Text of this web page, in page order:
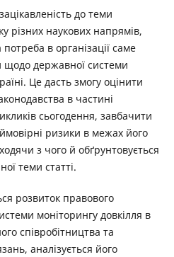
до теми
різних наукових напрямів,
в організації саме
щодо державної системи
Це дасть змогу оцінити
в частині
сьогодення, завбачити
ризики в межах його
з чого й обґрунтовується
теми статті.
розвиток правового
моніторингу довкілля в
співробітництва та
аналізується його